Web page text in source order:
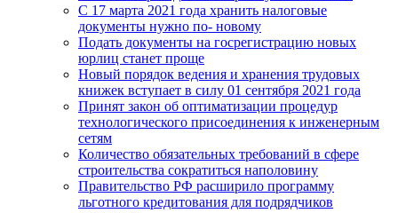
С 17 марта 2021 года хранить налоговые
документы нужно по- новому
Подать документы на госрегистрацию новых
юрлиц станет проще
Новый порядок ведения и хранения трудовых
книжек вступает в силу 01 сентября 2021 года
Принят закон об оптиматизации процедур
технологического присоединения к инженерным
сетям
Количество обязательных требований в сфере
строительства сократиться наполовину
Правительство РФ расширило программу
льготного кредитования для подрядчиков